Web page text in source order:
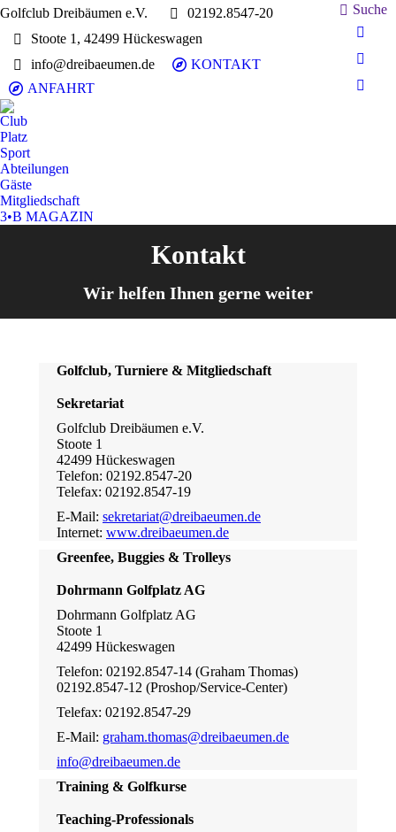
Golfclub Dreibäumen e.V.
02192.8547-20
Stoote 1, 42499 Hückeswagen
info@dreibaeumen.de
KONTAKT
ANFAHRT
Search:
Suche
E-
Mail
page
page
Club
Platz
Sport
Abteilungen
Gäste
Mitgliedschaft
3•B MAGAZIN
Kontakt
Wir helfen Ihnen gerne weiter
Golfclub, Turniere & Mitgliedschaft
Sekretariat
Golfclub Dreibäumen e.V.
Stoote 1
42499 Hückeswagen
Telefon: 02192.8547-20
Telefax: 02192.8547-19
E-Mail: sekretariat@dreibaeumen.de
Internet: www.dreibaeumen.de
Greenfee, Buggies & Trolleys
Dohrmann Golfplatz AG
Dohrmann Golfplatz AG
Stoote 1
42499 Hückeswagen
Telefon: 02192.8547-14 (Graham Thomas)
02192.8547-12 (Proshop/Service-Center)
Telefax: 02192.8547-29
E-Mail: graham.thomas@dreibaeumen.de
info@dreibaeumen.de
Training & Golfkurse
Teaching-Professionals